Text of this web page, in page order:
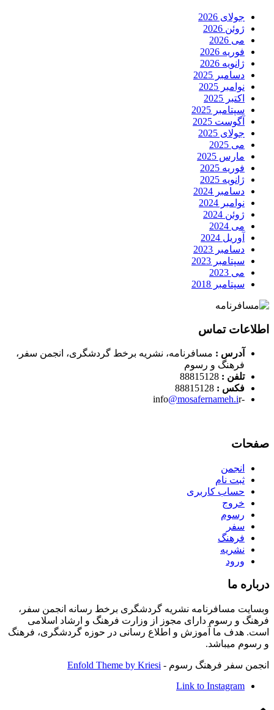
جولای 2026
ژوئن 2026
می 2026
فوریه 2026
ژانویه 2026
دسامبر 2025
نوامبر 2025
اکتبر 2025
سپتامبر 2025
آگوست 2025
جولای 2025
می 2025
مارس 2025
فوریه 2025
ژانویه 2025
دسامبر 2024
نوامبر 2024
ژوئن 2024
می 2024
آوریل 2024
دسامبر 2023
سپتامبر 2023
می 2023
سپتامبر 2018
اطلاعات تماس
آدرس : مسافرنامه، نشریه برخط گردشگری، انجمن سفر،
فرهنگ و رسوم
تلفن :
فکس :
-info
@mosafernameh.ir
صفحات
انجمن
ثبت نام
حساب کاربری
خروج
رسوم
سفر
فرهنگ
نشریه
ورود
درباره ما
وبسایت مسافرنامه نشریه گردشگری برخط رسانه انجمن سفر،
فرهنگ و رسوم دارای مجوز از وزارت فرهنگ و ارشاد اسلامی
است. هدف ما آموزش و اطلاع رسانی در حوزه گردشگری، فرهنگ
و رسوم میباشد.
انجمن سفر فرهنگ رسوم - Enfold Theme by Kriesi
Link to Instagram